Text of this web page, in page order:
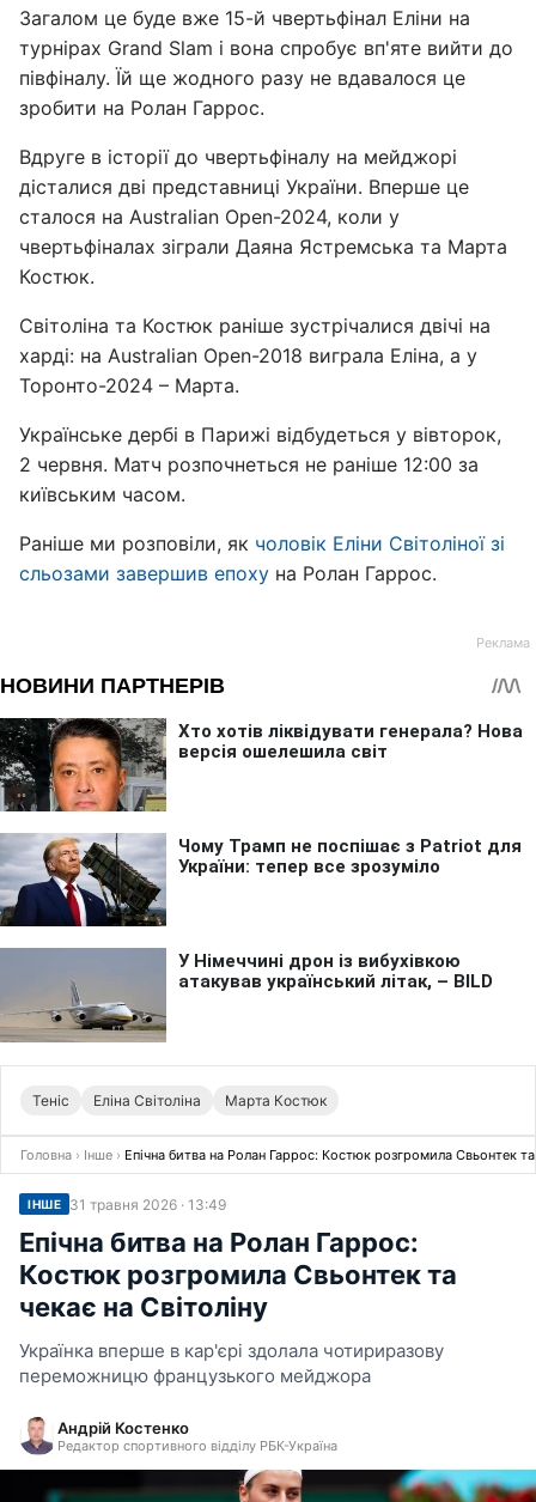
Загалом це буде вже 15-й чвертьфінал Еліни на
турнірах Grand Slam і вона спробує вп'яте вийти до
півфіналу. Їй ще жодного разу не вдавалося це
зробити на Ролан Гаррос.
Вдруге в історії до чвертьфіналу на мейджорі
дісталися дві представниці України. Вперше це
сталося на Australian Open-2024, коли у
чвертьфіналах зіграли Даяна Ястремська та Марта
Костюк.
Світоліна та Костюк раніше зустрічалися двічі на
харді: на Australian Open-2018 виграла Еліна, а у
Торонто-2024 – Марта.
Українське дербі в Парижі відбудеться у вівторок,
2 червня. Матч розпочнеться не раніше 12:00 за
київським часом.
Раніше ми розповіли, як чоловік Еліни Світоліної зі
сльозами завершив епоху на Ролан Гаррос.
Теніс Еліна Світоліна Марта Костюк
Головна › Інше › Епічна битва на Ролан Гаррос: Костюк розгромила Свьонтек та
ІНШЕ 31 травня 2026 · 13:49
Епічна битва на Ролан Гаррос:
Костюк розгромила Свьонтек та
чекає на Світоліну
Українка вперше в кар'єрі здолала чотириразову
переможницю французького мейджора
Андрій Костенко
Редактор спортивного відділу РБК-Україна